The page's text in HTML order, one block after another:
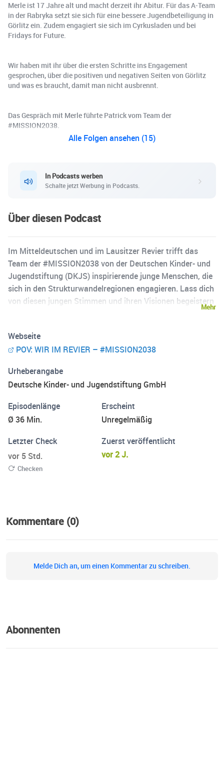
Merle ist 17 Jahre alt und macht derzeit ihr Abitur. Für das A-Team
in der Rabryka setzt sie sich für eine bessere Jugendbeteiligung in
Görlitz ein. Zudem engagiert sie sich im Cyrkusladen und bei
Fridays for Future.
Wir haben mit ihr über die ersten Schritte ins Engagement
gesprochen, über die positiven und negativen Seiten von Görlitz
und was es braucht, damit man nicht ausbrennt.
Das Gespräch mit Merle führte Patrick vom Team der
#MISSION2038.
Alle Folgen ansehen (15)
In Podcasts werben
Schalte jetzt Werbung in Podcasts.
Über diesen Podcast
Im Mitteldeutschen und im Lausitzer Revier trifft das
Team der #MISSION2038 von der Deutschen Kinder- und
Jugendstiftung (DKJS) inspirierende junge Menschen, die
sich in den Strukturwandelregionen engagieren. Lass dich
von diesen jungen Stimmen und ihren Visionen begeistern
www.mission2038.de Diese Maßnahme wird mitfinanziert
mit Steuermitteln auf Grundlage des vom Sächsischen
Mehr
Webseite
POV: WIR IM REVIER – #MISSION2038
Urheberangabe
Deutsche Kinder- und Jugendstiftung GmbH
Episodenlänge
Ø 36 Min.
Erscheint
Unregelmäßig
Letzter Check
vor 5 Std.
Checken
Zuerst veröffentlicht
vor 2 J.
Kommentare (0)
Melde Dich an, um einen Kommentar zu schreiben.
Abonnenten